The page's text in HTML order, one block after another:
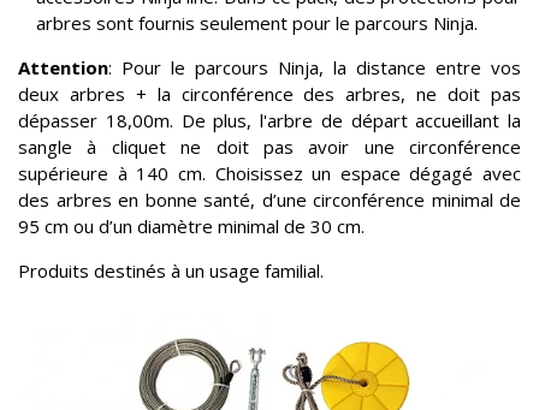
arbres sont fournis seulement pour le parcours Ninja.
Attention: Pour le parcours Ninja, la distance entre vos
deux arbres + la circonférence des arbres, ne doit pas
dépasser 18,00m. De plus, l'arbre de départ accueillant la
sangle à cliquet ne doit pas avoir une circonférence
supérieure à 140 cm. Choisissez un espace dégagé avec
des arbres en bonne santé, d’une circonférence minimal de
95 cm ou d’un diamètre minimal de 30 cm.
Produits destinés à un usage familial.